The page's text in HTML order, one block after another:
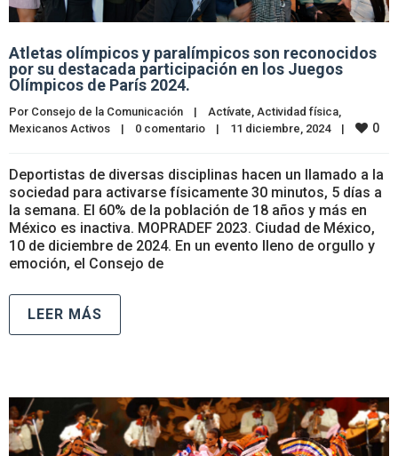
Atletas olímpicos y paralímpicos son reconocidos
por su destacada participación en los Juegos
Olímpicos de París 2024.
Por Consejo de la Comunicación | Actívate Actividad física
Mexicanos Activos
| 0 comentario | 11 diciembre, 2024 | 0
Deportistas de diversas disciplinas hacen un llamado a la
sociedad para activarse físicamente 30 minutos, 5 días a
la semana. El 60% de la población de 18 años y más en
México es inactiva. MOPRADEF 2023. Ciudad de México,
10 de diciembre de 2024. En un evento lleno de orgullo y
emoción, el Consejo de
LEER MÁS